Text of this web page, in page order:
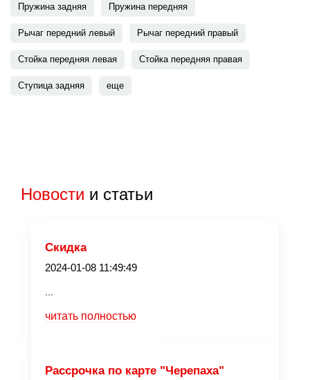
Пружина задняя Пружина передняя
Рычаг передний левый Рычаг передний правый
Стойка передняя левая Стойка передняя правая
Ступица задняя еще
Новости и статьи
Скидка
2024-01-08 11:49:49
...
читать полностью
Рассрочка по карте "Черепаха"